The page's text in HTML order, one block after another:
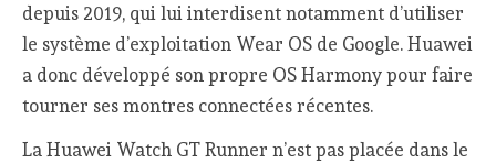
depuis 2019, qui lui interdisent notamment d’utiliser
le système d’exploitation Wear OS de Google. Huawei
a donc développé son propre OS Harmony pour faire
tourner ses montres connectées récentes.
La Huawei Watch GT Runner n’est pas placée dans le